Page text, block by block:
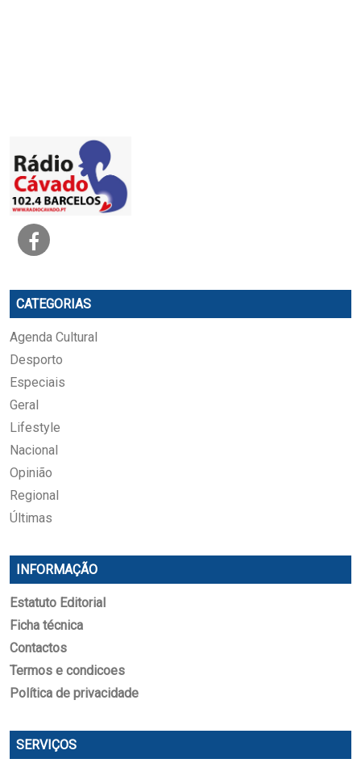
CATEGORIAS
Agenda Cultural
Desporto
Especiais
Geral
Lifestyle
Nacional
Opinião
Regional
Últimas
INFORMAÇÃO
Estatuto Editorial
Ficha técnica
Contactos
Termos e condicoes
Política de privacidade
SERVIÇOS